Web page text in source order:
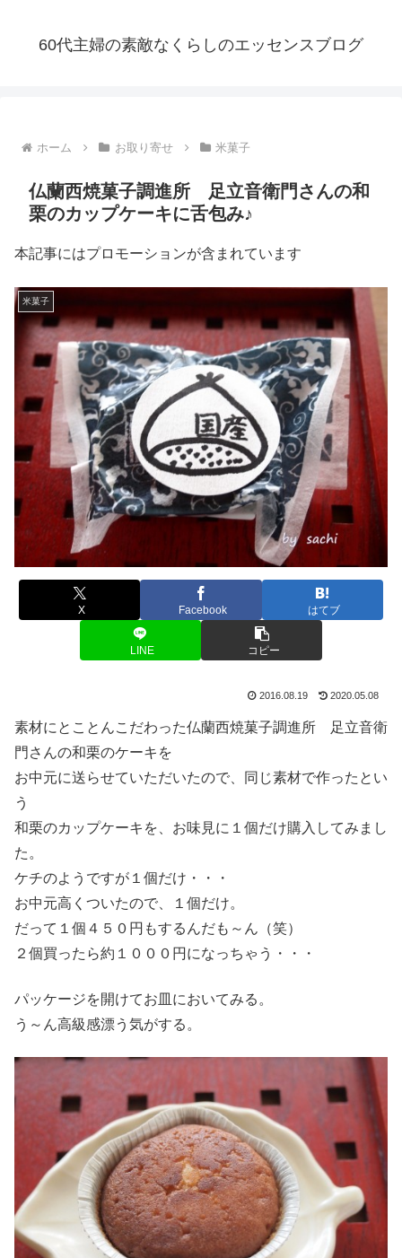
60代主婦の素敵なくらしのエッセンスブログ
ホーム お取り寄せ 米菓子
仏蘭西焼菓子調進所 足立音衛門さんの和
栗のカップケーキに舌包み♪
本記事にはプロモーションが含まれています
米菓子
X Facebook はてブ
LINE コピー
2016.08.19 2020.05.08
素材にとことんこだわった仏蘭西焼菓子調進所 足立音衛
門さんの和栗のケーキを
お中元に送らせていただいたので、同じ素材で作ったとい
う
和栗のカップケーキを、お味見に１個だけ購入してみまし
た。
ケチのようですが１個だけ・・・
お中元高くついたので、１個だけ。
だって１個４５０円もするんだも～ん（笑）
２個買ったら約１０００円になっちゃう・・・
パッケージを開けてお皿においてみる。
う～ん高級感漂う気がする。